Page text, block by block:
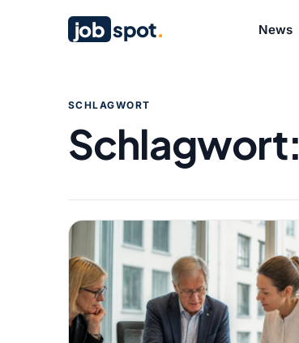
job spot. News
SCHLAGWORT
Schlagwort: